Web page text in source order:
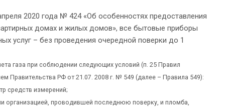
2020 года № 424 «Об особенностях предоставления
домах и жилых домов», все бытовые приборы
услуг – без проведения очередной поверки до 1
газа при соблюдении следующих условий (п. 25 Правил
Правительства РФ от 21.07. 2008 г. № 549 (далее – Правила 549):
средств измерений;
организацией, проводившей последнюю поверку, и пломба,